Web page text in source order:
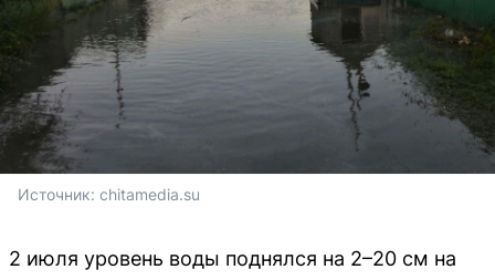
Источник: chitamedia.su
2 июля уровень воды поднялся на 2–20 см на